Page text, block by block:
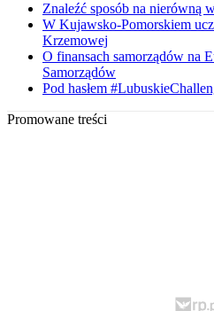
Znaleźć sposób na nierówną
W Kujawsko-Pomorskiem
Krzemowej
O finansach samorządów na
Samorządów
Pod hasłem
Promowane treści